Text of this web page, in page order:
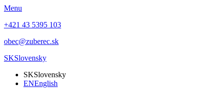
Menu
+421 43 5395 103
obec@zuberec.sk
SKSlovensky
SKSlovensky
ENEnglish